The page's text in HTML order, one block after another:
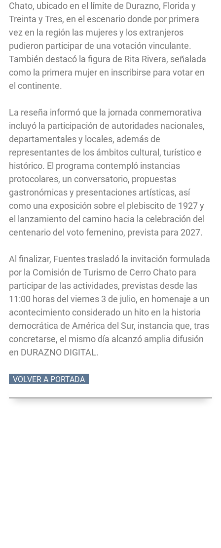
Chato, ubicado en el límite de Durazno, Florida y
Treinta y Tres, en el escenario donde por primera
vez en la región las mujeres y los extranjeros
pudieron participar de una votación vinculante.
También destacó la figura de Rita Rivera, señalada
como la primera mujer en inscribirse para votar en
el continente.
La reseña informó que la jornada conmemorativa
incluyó la participación de autoridades nacionales,
departamentales y locales, además de
representantes de los ámbitos cultural, turístico e
histórico. El programa contempló instancias
protocolares, un conversatorio, propuestas
gastronómicas y presentaciones artísticas, así
como una exposición sobre el plebiscito de 1927 y
el lanzamiento del camino hacia la celebración del
centenario del voto femenino, prevista para 2027.
Al finalizar, Fuentes trasladó la invitación formulada
por la Comisión de Turismo de Cerro Chato para
participar de las actividades, previstas desde las
11:00 horas del viernes 3 de julio, en homenaje a un
acontecimiento considerado un hito en la historia
democrática de América del Sur, instancia que, tras
concretarse, el mismo día alcanzó amplia difusión
en DURAZNO DIGITAL.
VOLVER A PORTADA